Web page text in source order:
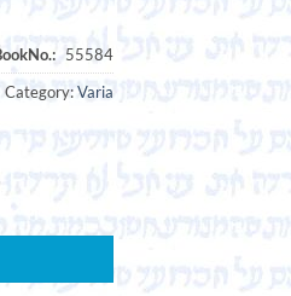
Category:Varia